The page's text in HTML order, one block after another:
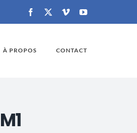
Facebook VimeoYouTube
À PROPOS CONTACT